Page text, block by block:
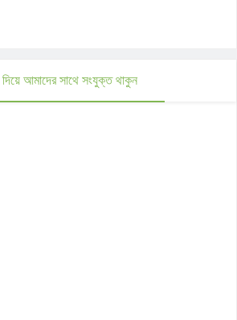
আমাদের সাথে সংযুক্ত থাকুন